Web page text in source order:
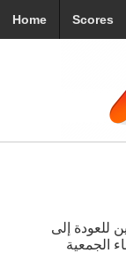
Home Scores
للعودة إلى
الجمعية